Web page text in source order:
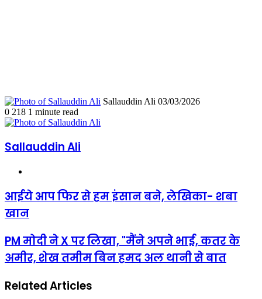
Sallauddin Ali Send
03/03/2026
0 218 1 minute read
Sallauddin Ali
आईये
आप
फिर
हम
इंसान
बने,
लेखिका-
खान
आईये आप फिर से हम इंसान बने, लेखिका- शबा
खान
PM
मोदी
ने
पर
लिखा,
PM मोदी ने X पर लिखा, "मैंने अपने भाई, कतर के
अमीर, शेख तमीम बिन हमद अल थानी से बात
Related Articles